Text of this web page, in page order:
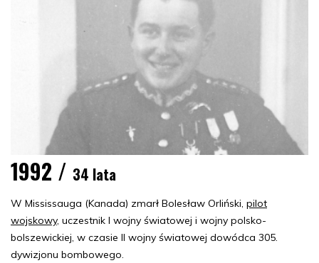
1992 / 34 lata
W Mississauga (Kanada) zmarł Bolesław Orliński, pilot
wojskowy, uczestnik I wojny światowej i wojny polsko-
bolszewickiej, w czasie II wojny światowej dowódca 305.
dywizjonu bombowego.